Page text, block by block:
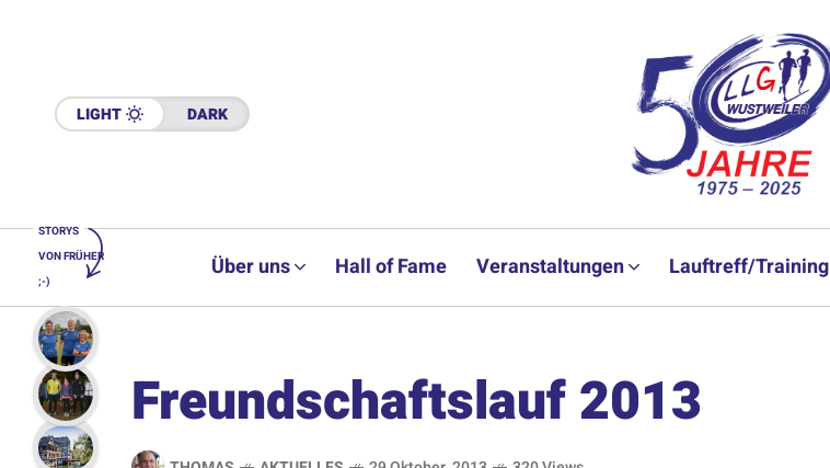
LIGHT DARK
Über uns Hall of Fame Veranstaltungen Lauftreff/Training
Freundschaftslauf 2013
STORYS
VON FRÜHER
;-)